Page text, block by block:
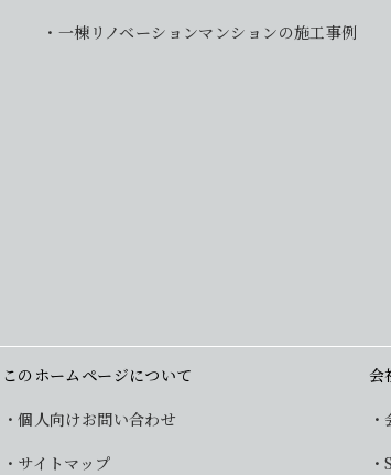
一棟リノベーションマンションの施工事例
このホームページについて
個人向けお問い合わせ
サイトマップ
会